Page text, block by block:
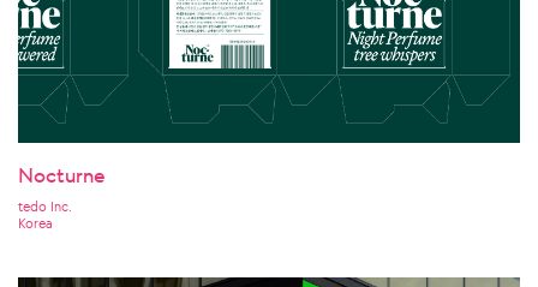
Nocturne
tedo Inc.
Korea